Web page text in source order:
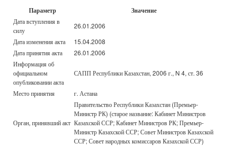
Параметр Значение
Дата вступления в
силу
26.01.2006
Дата изменения акта
15.04.2008
Дата принятия акта
26.01.2006
Информация об
официальном
опубликовании акта
САПП Республики Казахстан, 2006 г., N 4, ст. 36
Место принятия г. Астана
Орган, принявший акт
Правительство Республики Казахстан (Премьер-
Министр РК) (старое название: Кабинет Министров
Казахской ССР; Кабинет Министров РК; Премьер-
Министр Казахской ССР; Совет Министров Казахской
ССР; Совет народных комиссаров Казахской ССР)